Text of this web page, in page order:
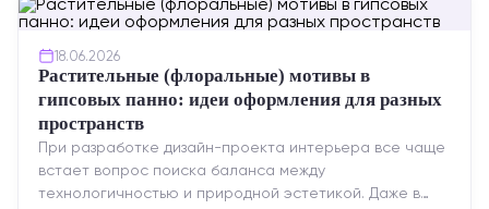
18.06.2026
Растительные (флоральные) мотивы в
гипсовых панно: идеи оформления для разных
пространств
При разработке дизайн-проекта интерьера все чаще
встает вопрос поиска баланса между
технологичностью и природной эстетикой. Даже в